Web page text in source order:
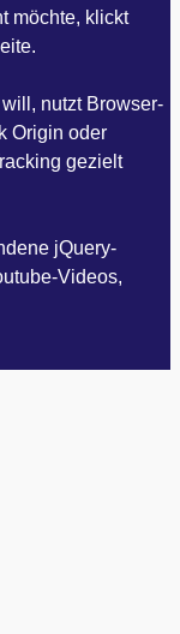
möchte, klickt
nutzt Browser-
Origin oder
gezielt
jQuery-
Videos,